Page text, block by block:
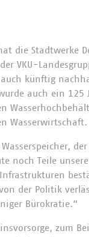
die Stadtwerke
VKU-
auch künftig
auch ein 125
Wasserwirtschaft.
noch Teile
der Politik
Bürokratie.“
zum